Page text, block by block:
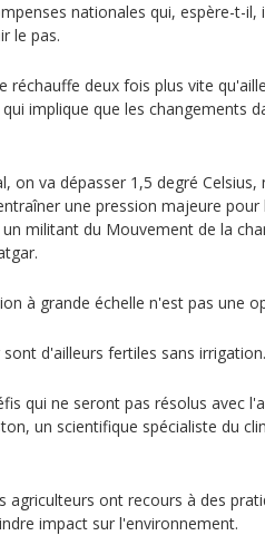
nationales qui, espère-t-il,
le pas.
réchauffe deux fois plus vite
implique que les changements
on va dépasser 1,5 degré Celsius,
une pression majeure pour
militant du Mouvement de la
à grande échelle n'est pas une
d'ailleurs fertiles sans irrigation.
qui ne seront pas résolus avec
un scientifique spécialiste du
agriculteurs ont recours à des
impact sur l'environnement.